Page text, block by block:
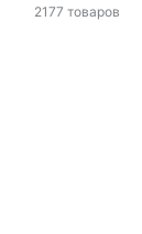
2177 товаров